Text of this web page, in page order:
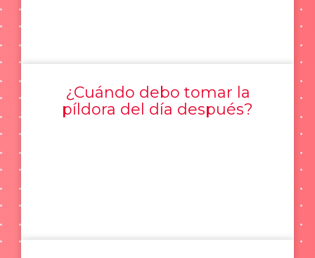
¿Cuándo debo tomar la
píldora del día después?